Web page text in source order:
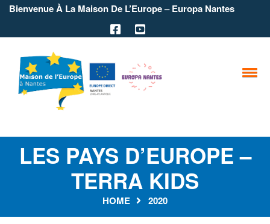
Bienvenue À La Maison De L’Europe – Europa Nantes
LES PAYS D’EUROPE –
TERRA KIDS
HOME 2020